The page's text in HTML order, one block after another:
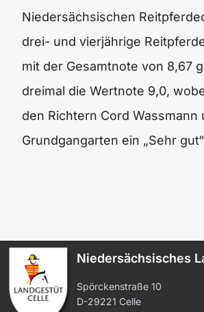
Niedersächsischen
drei- und vierjährige
mit der Gesamtnote von 8,67
dreimal die Wertnote 9,0,
den Richtern Cord
Grundgangarten ein „Sehr
Niedersächsisches
Spörckenstraße 10
D-29221 Celle